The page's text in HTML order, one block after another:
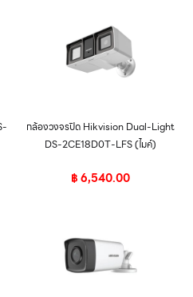
กล้องวงจรปิด Hikvision Dual-Light
DS-2CE18D0T-LFS (ไมค์)
฿6,540.00